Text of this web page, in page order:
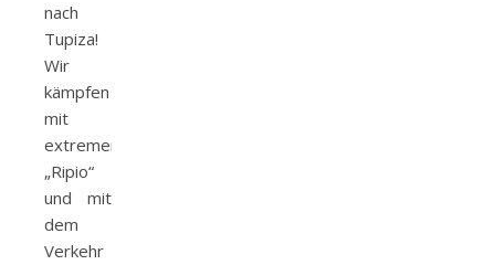
nach
Tupiza!
Wir
kämpfen
mit
extremem
„Ripio“
und mit
dem
Verkehr